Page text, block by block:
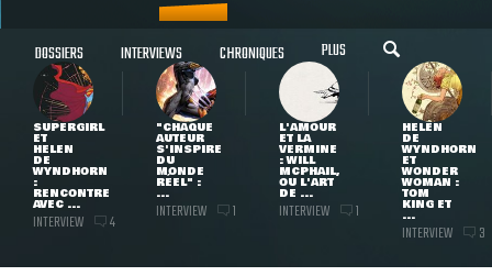
DOSSIERS INTERVIEWS CHRONIQUES PLUS
SUPERGIRL
ET
HELEN
DE
WYNDHORN
:
RENCONTRE
AVEC ...
INTERVIEW 4
"CHAQUE
AUTEUR
S'INSPIRE
DU
MONDE
RÉEL" :
...
INTERVIEW 1
L'AMOUR
ET LA
VERMINE
: WILL
MCPHAIL,
OU L'ART
DE ...
INTERVIEW 1
HELEN
DE
WYNDHORN
ET
WONDER
WOMAN :
TOM
KING ET
...
INTERVIEW 3